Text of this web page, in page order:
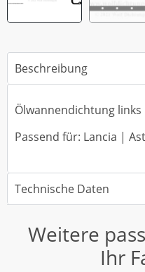
Beschreibung
Ölwannendichtung
Passend für: Lancia |
Technische Daten
Weitere
Ihr